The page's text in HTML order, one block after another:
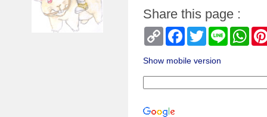
Share this page :
Copy
Link
Facebook
TwitterLine
Show mobile version